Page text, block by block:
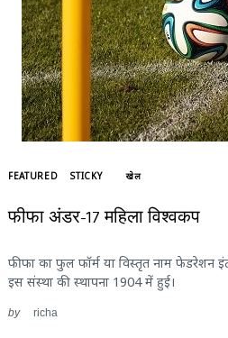
FEATURED STICKY खेल
फीफा अंडर-17 महिला विश्वकप
फीफा का फुल फॉर्म या विस्तृत नाम फेडरेशन
इस संस्था की स्थापना 1904 में हुई।
by richa